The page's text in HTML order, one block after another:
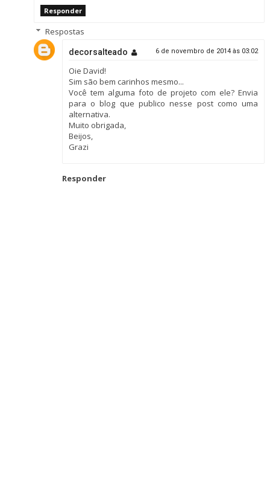
Responder
Respostas
decorsalteado 6 de novembro de 2014 às 03:02
Oie David!
Sim são bem carinhos mesmo...
Você tem alguma foto de projeto com ele? Envia
para o blog que publico nesse post como uma
alternativa.
Muito obrigada,
Beijos,
Grazi
Responder